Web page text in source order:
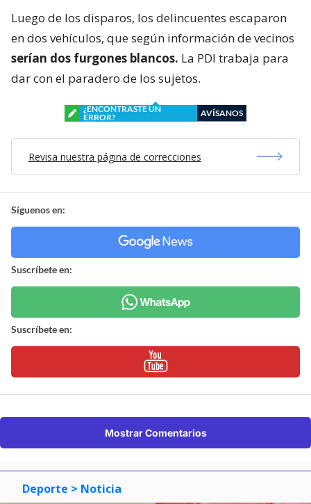
Luego de los disparos, los delincuentes escaparon
en dos vehículos, que según información de vecinos
serían dos furgones blancos. La PDI trabaja para
dar con el paradero de los sujetos.
¿ENCONTRASTE UN
ERROR?
AVÍSANOS
Revisa nuestra página de correcciones
Síguenos en:
Suscríbete en:
Suscríbete en:
Mostrar Comentarios
Deporte > Noticia